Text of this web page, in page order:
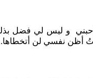
و ليس لي فضل
أظن نفسي لن أتخطاها.